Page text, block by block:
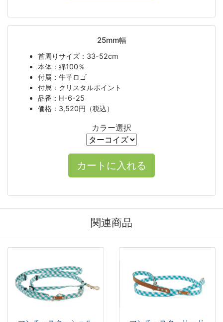
25mm幅
首周りサイズ：33-52cm
本体：綿100％
付属：牛革ロゴ
付属：クリスタルポイント
品番：H-6-25
価格：3,520円（税込）
カラー選択
関連商品